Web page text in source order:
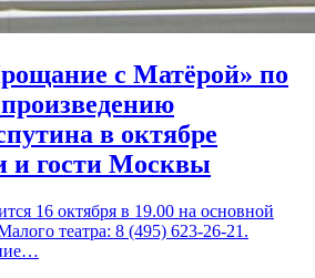
с Матёрой» по
в октябре
и гости Москвы
16 октября в 19.00 на основной
театра: 8 (495) 623-26-21.